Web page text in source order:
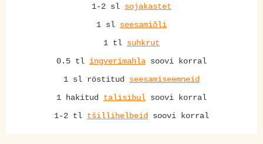
1-2 sl sojakastet
1 sl seesamiõli
1 tl suhkrut
0.5 tl ingverimahla soovi korral
1 sl röstitud seesamiseemneid
1 hakitud talisibul soovi korral
1-2 tl tšillihelbeid soovi korral